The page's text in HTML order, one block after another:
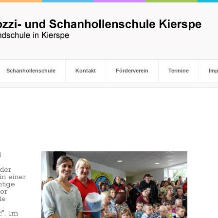
Schanhollenschule Kontakt Förderverein Termine
einer
Im